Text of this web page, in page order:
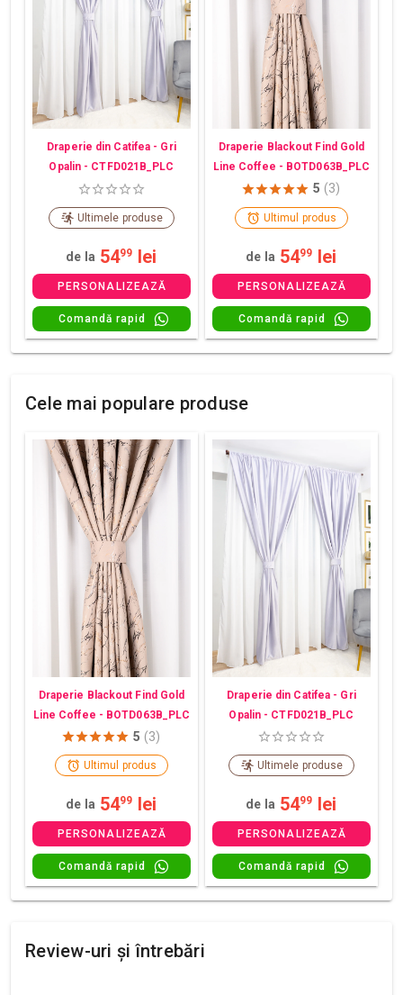
Draperie din Catifea - Gri
Opalin - CTFD021B_PLC
Ultimele produse
de la 5499 lei
PERSONALIZEAZĂ
Comandă rapid
Draperie Blackout Find Gold
Line Coffee - BOTD063B_PLC
5 (3)
Ultimul produs
de la 5499 lei
PERSONALIZEAZĂ
Comandă rapid
Cele mai populare produse
Draperie Blackout Find Gold
Line Coffee - BOTD063B_PLC
5 (3)
Ultimul produs
de la 5499 lei
PERSONALIZEAZĂ
Comandă rapid
Draperie din Catifea - Gri
Opalin - CTFD021B_PLC
Ultimele produse
de la 5499 lei
PERSONALIZEAZĂ
Comandă rapid
Review-uri și întrebări